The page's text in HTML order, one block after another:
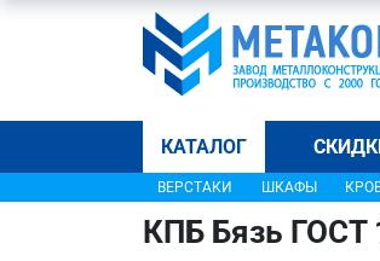
КАТАЛОГ
ВЕРСТАКИ ШКАФЫ
КПБ Бязь ГОСТ